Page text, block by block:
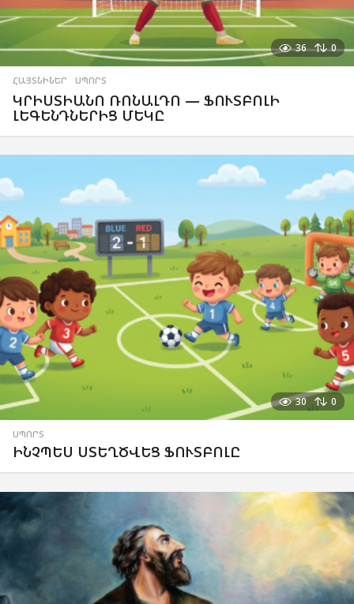
36 0
ՀԱՅՏՆԻՆԵՐ ,ՍՊՈՐՏ
ԿՐԻՍՏԻԱՆՈ ՌՈՆԱԼԴՈ — ՖՈՒՏԲՈԼԻ
ԼԵԳԵՆԴՆԵՐԻՑ ՄԵԿԸ
30 0
ՍՊՈՐՏ
ԻՆՉՊԵՍ ՍՏԵՂԾՎԵՑ ՖՈՒՏԲՈԼԸ